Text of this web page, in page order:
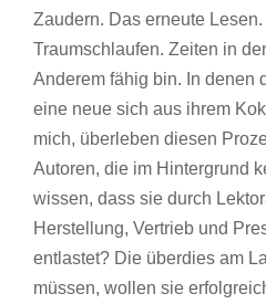
Zaudern. Das erneute
Traumschlaufen. Zeiten in
Anderem fähig bin. In denen
eine neue sich aus ihrem
mich, überleben diesen
Autoren, die im Hintergrund
wissen, dass sie durch
Herstellung, Vertrieb und
entlastet? Die überdies am
müssen, wollen sie